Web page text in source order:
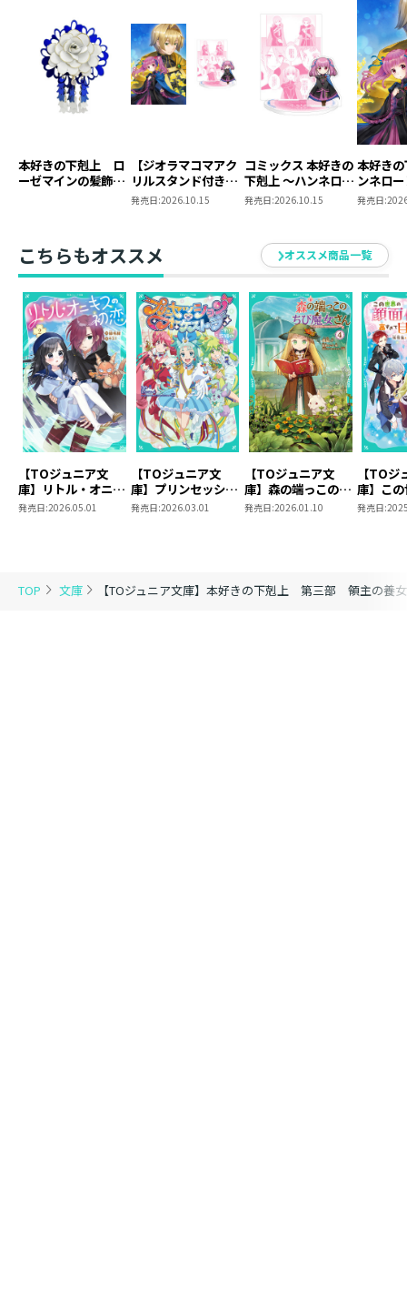
TOP 文庫 【TOジュニア文庫】本好きの下剋上 第三部 領主の養
本好きの下剋上 ロ
ーゼマインの髪飾り
【ジオラマコマアク
リルスタンド付き】
本好きの下剋上 ～ハ
ミックス）
発売日:2026.10.15
コミックス 本好きの
下剋上 ～ハンネロー
レの貴族院五年生～
アクリルスタンド
（1巻4話）
発売日:2026.10.15
本好き
ンネロ
五年生
発売日:
こちらもオススメ オススメ商品一覧
【TOジュニア文
庫】リトル・オニキ
スの初恋２
発売日:2026.05.01
【TOジュニア文
庫】プリンセッショ
ン・オーケストラ ～
発売日:2026.03.01
【TOジュニア文
庫】森の端っこのち
び魔女さん4
発売日:2026.01.10
【TOジ
庫】こ
偏差値
発売日: